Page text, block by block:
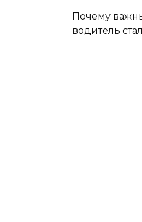
Почему
водитель